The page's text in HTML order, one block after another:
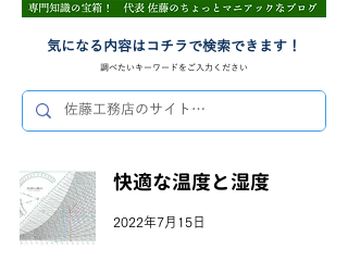
気になる内容はコチラで検索できます！
​調べたいキーワードをご入力ください
快適な温度と湿度
2022年7月15日